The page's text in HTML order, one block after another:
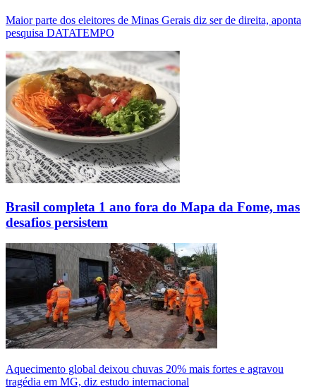
Maior parte dos eleitores de Minas Gerais diz ser de direita, aponta
pesquisa DATATEMPO
Brasil completa 1 ano fora do Mapa da Fome, mas
desafios persistem
Aquecimento global deixou chuvas 20% mais fortes e agravou
tragédia em MG, diz estudo internacional